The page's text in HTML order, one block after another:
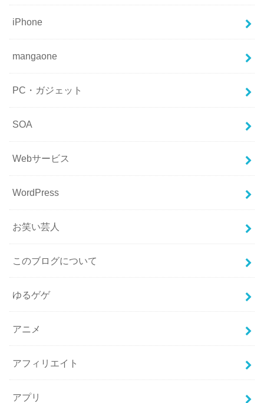
iPhone
mangaone
PC・ガジェット
SOA
Webサービス
WordPress
お笑い芸人
このブログについて
ゆるゲゲ
アニメ
アフィリエイト
アプリ